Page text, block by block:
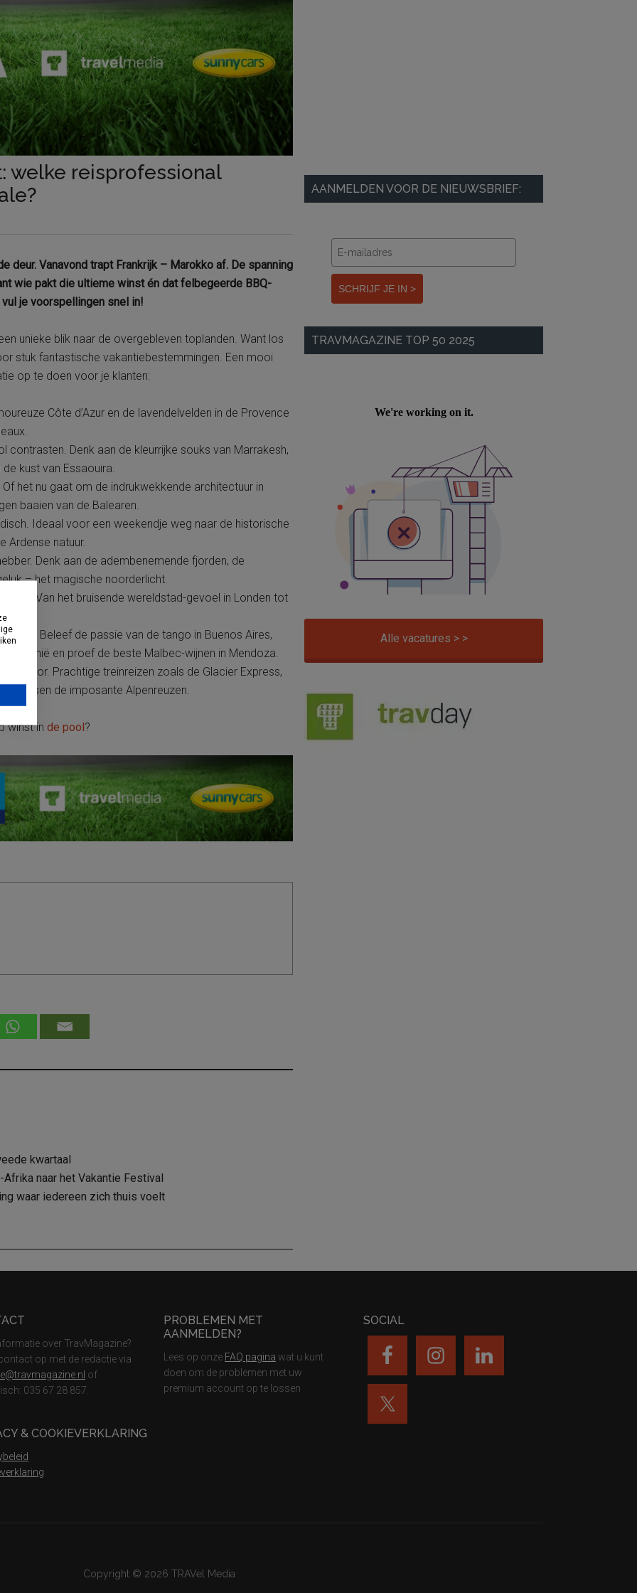
welke reisprofessional
deur. Vanavond trapt Frankrijk – Marokko af. De spanning
wie pakt die ultieme winst én dat felbegeerde BBQ-
je voorspellingen snel in!
unieke blik naar de overgebleven toplanden. Want los
stuk fantastische vakantiebestemmingen. Een mooi
op te doen voor je klanten:
Côte d’Azur en de lavendelvelden in de Provence
contrasten. Denk aan de kleurrijke souks van Marrakesh,
kust van Essaouira.
het nu gaat om de indrukwekkende architectuur in
baaien van de Balearen.
Ideaal voor een weekendje weg naar de historische
Ardense natuur.
Denk aan de adembenemende fjorden, de
– het magische noorderlicht.
Van het bruisende wereldstad-gevoel in Londen tot
Beleef de passie van de tango in Buenos Aires,
en proef de beste Malbec-wijnen in Mendoza.
outdoor. Prachtige treinreizen zoals de Glacier Express,
tussen de imposante Alpenreuzen.
winst in de pool?
kwartaal
naar het Vakantie Festival
waar iedereen zich thuis voelt
AANMELDEN VOOR DE NIEUWSBRIEF:
SCHRIJF JE IN >
TRAVMAGAZINE TOP 50 2025
Alle vacatures > >
over TravMagazine?
op met de redactie via
of
035 67 28 857.
& COOKIEVERKLARING
PROBLEMEN MET
AANMELDEN?
Lees op onze FAQ pagina wat u kunt
doen om de problemen met uw
premium account op te lossen
SOCIAL
Copyright © 2026 TRAVel Media